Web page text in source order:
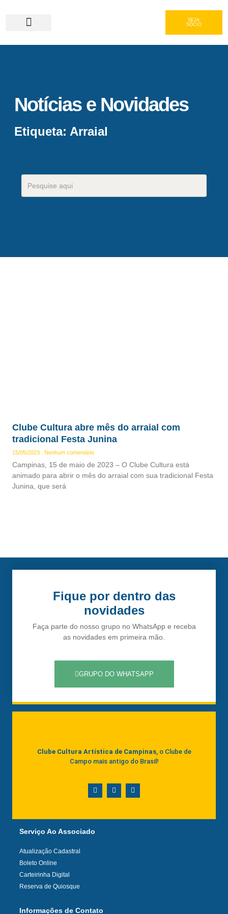
SEJA
SÓCIO
Notícias e Novidades
Etiqueta: Arraial
Clube Cultura abre mês do arraial com
tradicional Festa Junina
15/05/2023 Nenhum comentário
Campinas, 15 de maio de 2023 – O Clube Cultura está
animado para abrir o mês do arraial com sua tradicional Festa
Junina, que será
Fique por dentro das
novidades
Faça parte do nosso grupo no WhatsApp e receba
as novidades em primeira mão.
GRUPO DO WHATSAPP
Clube Cultura Artística de Campinas, o Clube de
Campo mais antigo do Brasil!
Serviço Ao Associado
Atualização Cadastral
Boleto Online
Carteirinha Digital
Reserva de Quiosque
Informações de Contato